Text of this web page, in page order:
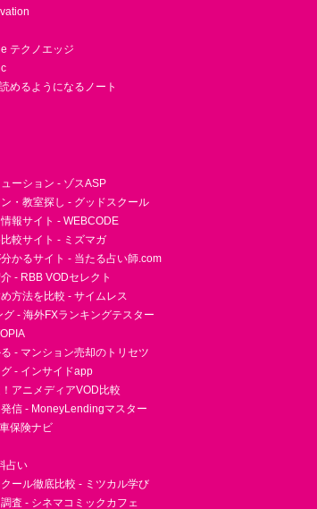
テクノエッジ
めるようになるノート
ーション - ゾスASP
・教室探し - グッドスクール
報サイト - WEBCODE
較サイト - ミズマガ
かるサイト - 当たる占い師.com
- RBB VODセレクト
方法を比較 - サイムレス
- 海外FXランキングテスター
- マンション売却のトリセツ
- インサイドapp
アニメディアVOD比較
信 - MoneyLendingマスター
保険ナビ
占い
ール徹底比較 - ミツカル学び
査 - シネマコミックカフェ